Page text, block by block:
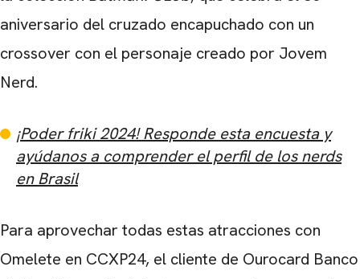
aniversario del cruzado encapuchado con un
crossover con el personaje creado por Jovem
Nerd.
¡Poder friki 2024! Responde esta encuesta y
ayúdanos a comprender el perfil de los nerds
en Brasil
Para aprovechar todas estas atracciones con
Omelete en CCXP24, el cliente de Ourocard Banco
CARREGANDO PUBLICIDADE